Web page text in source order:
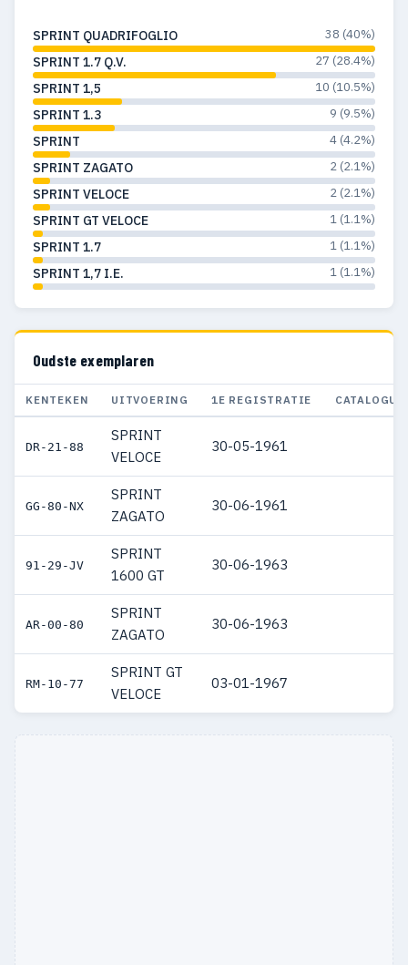
SPRINT QUADRIFOGLIO 38 (40%)
SPRINT 1.7 Q.V. 27 (28.4%)
SPRINT 1,5 10 (10.5%)
SPRINT 1.3 9 (9.5%)
SPRINT 4 (4.2%)
SPRINT ZAGATO 2 (2.1%)
SPRINT VELOCE 2 (2.1%)
SPRINT GT VELOCE 1 (1.1%)
SPRINT 1.7 1 (1.1%)
SPRINT 1,7 I.E. 1 (1.1%)
Oudste exemplaren
KENTEKEN UITVOERING 1E REGISTRATIE
DR-21-88
SPRINT
VELOCE
30-05-1961
GG-80-NX
SPRINT
ZAGATO
30-06-1961
91-29-JV
SPRINT
1600 GT
30-06-1963
AR-00-80
SPRINT
ZAGATO
30-06-1963
RM-10-77
SPRINT GT
VELOCE
03-01-1967